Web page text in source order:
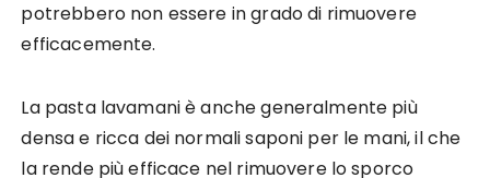
potrebbero non essere in grado di rimuovere
efficacemente.
La pasta lavamani è anche generalmente più
densa e ricca dei normali saponi per le mani, il che
la rende più efficace nel rimuovere lo sporco